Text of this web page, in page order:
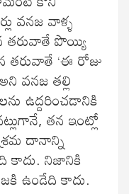
వనజ వాళ్ళ
తరువాతే పొయ్యి
తరువాతే ‘ఈ రోజు
వనజ తల్లి
ఉద్దరించడానికి
తన ఇంట్లో
దానాన్ని
కాదు. నిజానికి
ఉండేది కాదు.